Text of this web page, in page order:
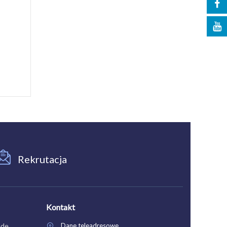
Rekrutacja
Kontakt